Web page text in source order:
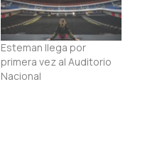
Esteman llega por
primera vez al Auditorio
Nacional